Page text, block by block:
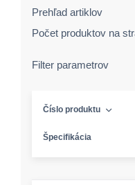
Prehľad artiklov
Počet produktov na
Filter parametrov
Číslo produktu
Špecifikácia